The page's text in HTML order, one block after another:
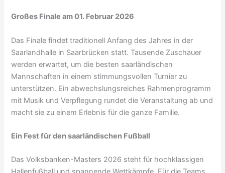
Großes Finale am 01. Februar 2026
Das Finale findet traditionell Anfang des Jahres in der
Saarlandhalle in Saarbrücken statt. Tausende Zuschauer
werden erwartet, um die besten saarländischen
Mannschaften in einem stimmungsvollen Turnier zu
unterstützen. Ein abwechslungsreiches Rahmenprogramm
mit Musik und Verpflegung rundet die Veranstaltung ab und
macht sie zu einem Erlebnis für die ganze Familie.
Ein Fest für den saarländischen Fußball
Das Volksbanken-Masters 2026 steht für hochklassigen